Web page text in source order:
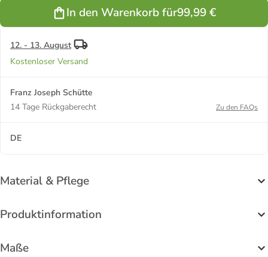
herausziehbarem
In den Warenkorb für99,99 €
12. - 13. August
Kostenloser Versand
Franz Joseph Schütte
14 Tage Rückgaberecht
Zu den FAQs
DE
Material & Pflege
Produktinformation
Maße